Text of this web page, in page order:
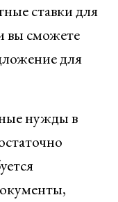
ставки для
вы сможете
для
нужды в